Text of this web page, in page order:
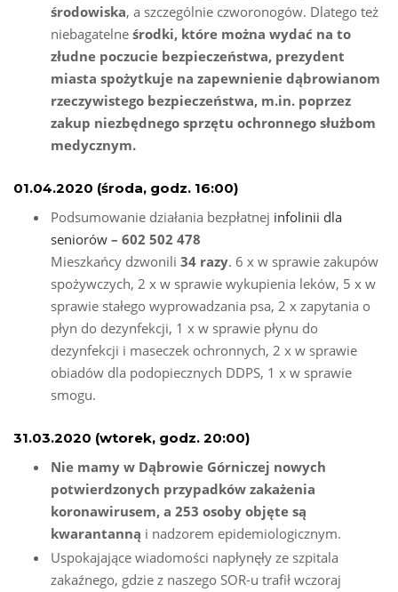
środowiska, a szczególnie czworonogów. Dlatego też
niebagatelne środki, które można wydać na to
złudne poczucie bezpieczeństwa, prezydent
miasta spożytkuje na zapewnienie dąbrowianom
rzeczywistego bezpieczeństwa, m.in. poprzez
zakup niezbędnego sprzętu ochronnego służbom
medycznym.
01.04.2020 (środa, godz. 16:00)
Podsumowanie działania bezpłatnej infolinii dla
seniorów – 602 502 478
Mieszkańcy dzwonili 34 razy. 6 x w sprawie zakupów
spożywczych, 2 x w sprawie wykupienia leków, 5 x w
sprawie stałego wyprowadzania psa, 2 x zapytania o
płyn do dezynfekcji, 1 x w sprawie płynu do
dezynfekcji i maseczek ochronnych, 2 x w sprawie
obiadów dla podopiecznych DDPS, 1 x w sprawie
smogu.
31.03.2020 (wtorek, godz. 20:00)
Nie mamy w Dąbrowie Górniczej nowych
potwierdzonych przypadków zakażenia
koronawirusem, a 253 osoby objęte są
kwarantanną i nadzorem epidemiologicznym.
Uspokajające wiadomości napłynęły ze szpitala
zakaźnego, gdzie z naszego SOR-u trafił wczoraj